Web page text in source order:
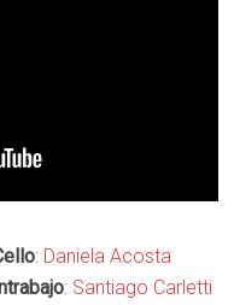
: Daniela Acosta
: Santiago Carletti